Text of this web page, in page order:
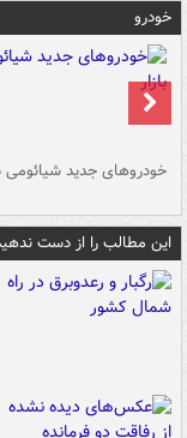
خودرو
خودروهای جدید شیائومی
این مطالب را از دست